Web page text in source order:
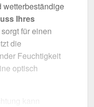
wetterbeständige
Ihres
für einen
die
Feuchtigkeit
optisch